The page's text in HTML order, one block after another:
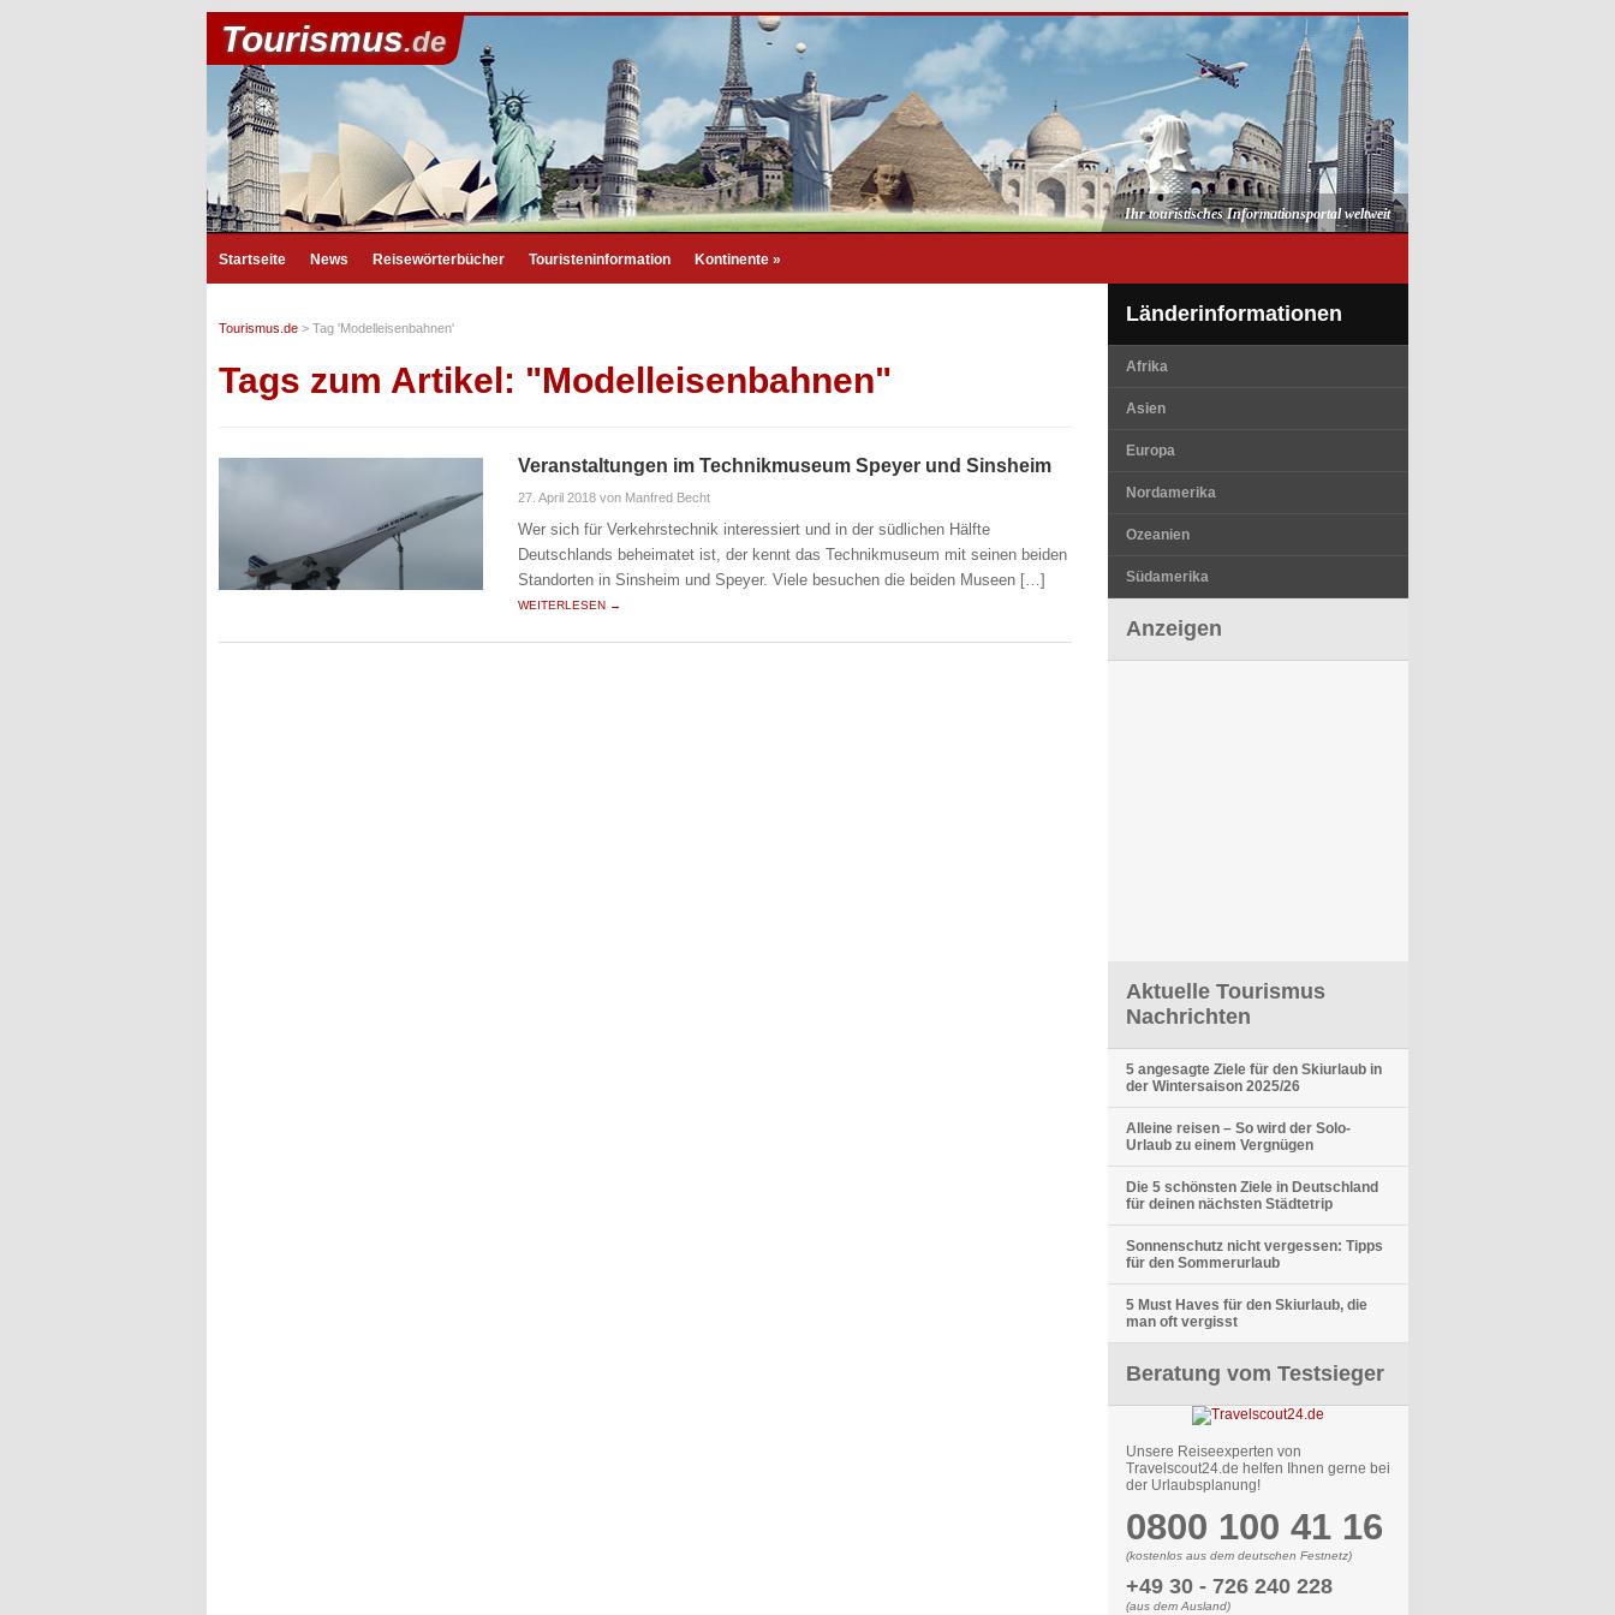
Tourismus.de
Ihr touristisches Informationsportal weltweit
Startseite News Reisewörterbücher Touristeninformation Kontinente »
Tourismus.de > Tag 'Modelleisenbahnen'
Tags zum Artikel: "Modelleisenbahnen"
Veranstaltungen im Technikmuseum Speyer und Sinsheim
27. April 2018 von Manfred Becht
Wer sich für Verkehrstechnik interessiert und in der südlichen Hälfte
Deutschlands beheimatet ist, der kennt das Technikmuseum mit seinen beiden
Standorten in Sinsheim und Speyer. Viele besuchen die beiden Museen […]
WEITERLESEN →
Länderinformationen
Afrika
Asien
Europa
Nordamerika
Ozeanien
Südamerika
Anzeigen
Aktuelle Tourismus
Nachrichten
5 angesagte Ziele für den Skiurlaub in
der Wintersaison 2025/26
Alleine reisen – So wird der Solo-
Urlaub zu einem Vergnügen
Die 5 schönsten Ziele in Deutschland
für deinen nächsten Städtetrip
Sonnenschutz nicht vergessen: Tipps
für den Sommerurlaub
5 Must Haves für den Skiurlaub, die
man oft vergisst
Beratung vom Testsieger
Unsere Reiseexperten von
Travelscout24.de helfen Ihnen gerne bei
der Urlaubsplanung!
0800 100 41 16
(kostenlos aus dem deutschen Festnetz)
+49 30 - 726 240 228
(aus dem Ausland)